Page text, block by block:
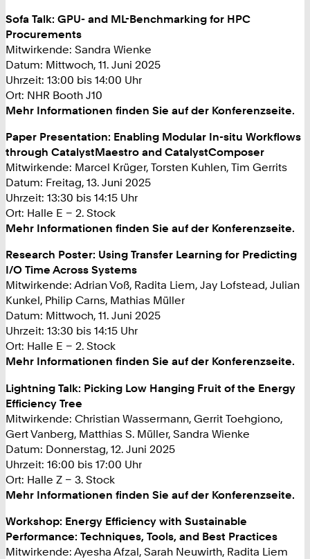
Sofa Talk: GPU- and ML-Benchmarking for HPC
Procurements
Mitwirkende: Sandra Wienke
Datum: Mittwoch, 11. Juni 2025
Uhrzeit: 13:00 bis 14:00 Uhr
Ort: NHR Booth J10
Mehr Informationen finden Sie auf der Konferenzseite.
Paper Presentation: Enabling Modular In-situ Workflows
through CatalystMaestro and CatalystComposer
Mitwirkende: Marcel Krüger, Torsten Kuhlen, Tim Gerrits
Datum: Freitag, 13. Juni 2025
Uhrzeit: 13:30 bis 14:15 Uhr
Ort: Halle E – 2. Stock
Mehr Informationen finden Sie auf der Konferenzseite.
Research Poster: Using Transfer Learning for Predicting
I/O Time Across Systems
Mitwirkende: Adrian Voß, Radita Liem, Jay Lofstead, Julian
Kunkel, Philip Carns, Mathias Müller
Datum: Mittwoch, 11. Juni 2025
Uhrzeit: 13:30 bis 14:15 Uhr
Ort: Halle E – 2. Stock
Mehr Informationen finden Sie auf der Konferenzseite.
Lightning Talk: Picking Low Hanging Fruit of the Energy
Efficiency Tree
Mitwirkende: Christian Wassermann, Gerrit Toehgiono,
Gert Vanberg, Matthias S. Müller, Sandra Wienke
Datum: Donnerstag, 12. Juni 2025
Uhrzeit: 16:00 bis 17:00 Uhr
Ort: Halle Z – 3. Stock
Mehr Informationen finden Sie auf der Konferenzseite.
Workshop: Energy Efficiency with Sustainable
Performance: Techniques, Tools, and Best Practices
Mitwirkende: Ayesha Afzal, Sarah Neuwirth, Radita Liem